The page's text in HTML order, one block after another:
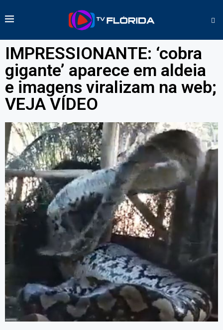
IMPRESSIONANTE: ‘cobra
gigante’ aparece em aldeia
e imagens viralizam na web;
VEJA VÍDEO